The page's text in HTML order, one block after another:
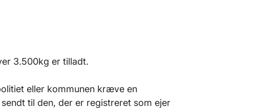
3.500kg er tilladt.
eller kommunen kræve en
til den, der er registreret som ejer